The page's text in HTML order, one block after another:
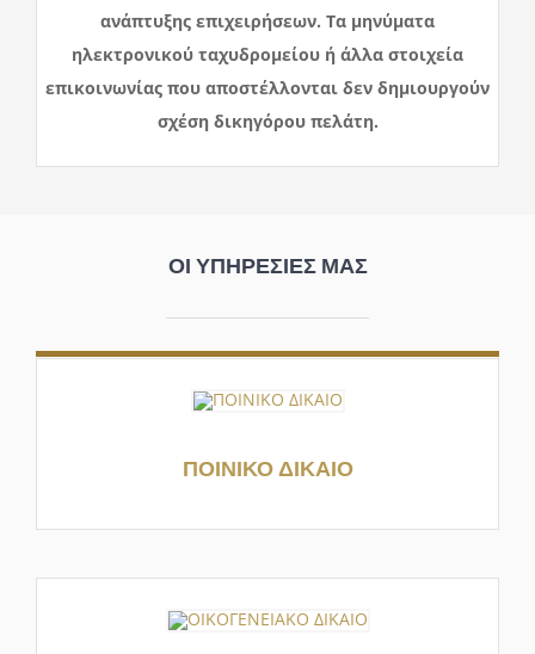
ανάπτυξης επιχειρήσεων. Τα μηνύματα
ηλεκτρονικού ταχυδρομείου ή άλλα στοιχεία
επικοινωνίας που αποστέλλονται δεν δημιουργούν
σχέση δικηγόρου πελάτη.
ΟΙ ΥΠΗΡΕΣΙΕΣ ΜΑΣ
ΠΟΙΝΙΚΟ ΔΙΚΑΙΟ